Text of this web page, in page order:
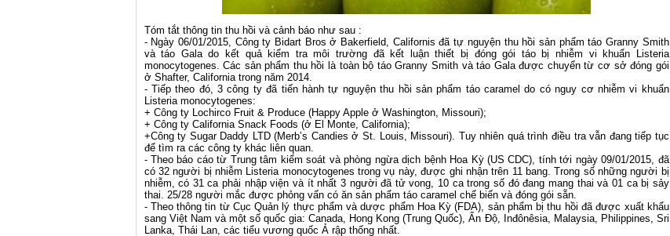
Tóm tắt thông tin thu hồi và cảnh báo như sau :
- Ngày 06/01/2015, Công ty Bidart Bros ở Bakerfield, Californis đã tự nguyện thu hồi sản phẩm táo Granny Smith
và táo Gala do kết quả kiểm tra môi trường đã kết luận thiết bị đóng gói táo bị nhiễm vi khuẩn Listeria
monocytogenes. Các sản phẩm thu hồi là toàn bộ táo Granny Smith và táo Gala được chuyển từ cơ sở đóng gói
ở Shafter, California trong năm 2014.
- Tiếp theo đó, 3 công ty đã tiến hành tự nguyện thu hồi sản phẩm táo caramel do có nguy cơ nhiễm vi khuẩn
Listeria monocytogenes:
+ Công ty Lochirco Fruit & Produce (Happy Apple ở Washington, Missouri);
+ Công ty California Snack Foods (ở El Monte, California);
+Công ty Sugar Daddy LTD (Merb’s Candies ở St. Louis, Missouri). Tuy nhiên quá trình điều tra vẫn đang tiếp tục
để tìm ra các công ty khác liên quan.
- Theo báo cáo từ Trung tâm kiểm soát và phòng ngừa dịch bệnh Hoa Kỳ (US CDC), tính tới ngày 09/01/2015, đã
có 32 người bị nhiễm Listeria monocytogenes trong vụ này, được ghi nhận trên 11 bang. Trong số những người bị
nhiễm, có 31 ca phải nhập viện và ít nhất 3 người đã tử vong, 10 ca trong số đó đang mang thai và 01 ca bị sảy
thai. 25/28 người mắc được phỏng vấn có ăn sản phẩm táo caramel chế biến và đóng gói sẵn.
- Theo thông tin từ Cục Quản lý thực phẩm và dược phẩm Hoa Kỳ (FDA), sản phẩm bị thu hồi đã được xuất khẩu
sang Việt Nam và một số quốc gia: Canada, Hong Kong (Trung Quốc), Ấn Độ, Inđônêsia, Malaysia, Philippines, Sri
Lanka, Thái Lan, các tiểu vương quốc Ả rập thống nhất.